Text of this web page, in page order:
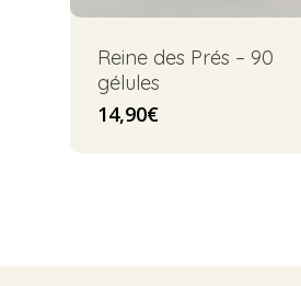
Reine des Prés – 90
gélules
14,90€